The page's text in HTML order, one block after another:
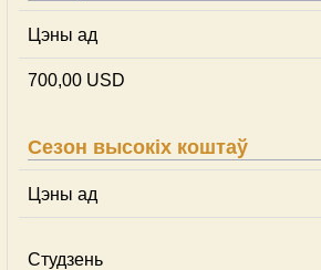
Цэны ад
700,00 USD
Сезон высокіх коштаў
Цэны ад
Студзень